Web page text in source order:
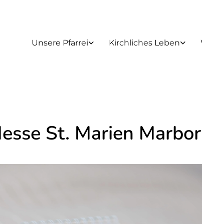
Unsere Pfarrei Kirchliches Leben
St. Marien